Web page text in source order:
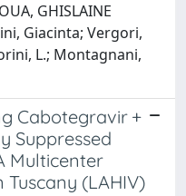
GHISLAINE
Giacinta; Vergori,
L.; Montagnani,
Cabotegravir +
Suppressed
Multicenter
(LAHIV)